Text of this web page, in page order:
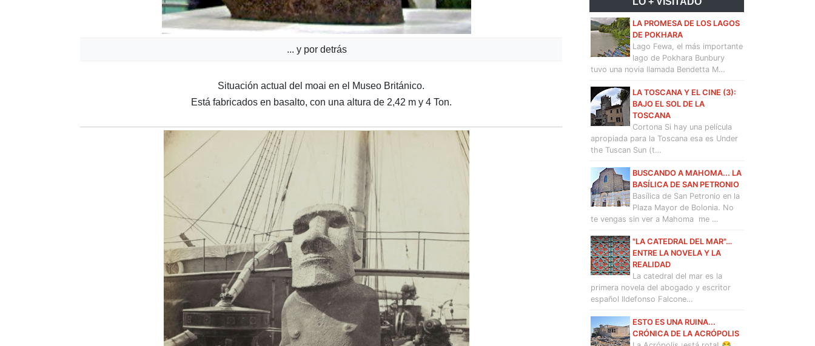
... y por detrás
Situación actual del moai en el Museo Británico.
Está fabricados en basalto, con una altura de 2,42 m y 4 Ton.
LA PROMESA DE LOS LAGOS
DE POKHARA
Lago Fewa, el más importante
lago de Pokhara Bunbury
tuvo una novia llamada Bendetta M…
LA TOSCANA Y EL CINE (3):
BAJO EL SOL DE LA
TOSCANA
Cortona Si hay una película
apropiada para la Toscana esa es Under
the Tuscan Sun (t…
BUSCANDO A MAHOMA... LA
BASÍLICA DE SAN PETRONIO
Basílica de San Petronio en la
Plaza Mayor de Bolonia. No
te vengas sin ver a Mahoma me …
"LA CATEDRAL DEL MAR"…
ENTRE LA NOVELA Y LA
REALIDAD
La catedral del mar es la
primera novela del abogado y escritor
español Ildefonso Falcone…
ESTO ES UNA RUINA...
CRÓNICA DE LA ACRÓPOLIS